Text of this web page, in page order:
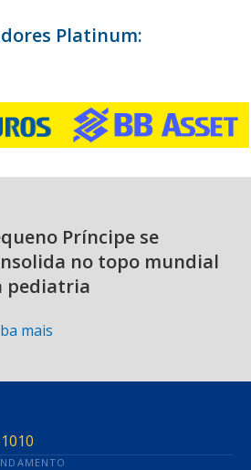
Platinum:
Príncipe se
no topo mundial
pediatria
mais